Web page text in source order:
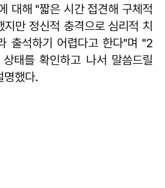
대해 "짧은 시간 접견해 구체적
만 정신적 충격으로 심리적 치
출석하기 어렵다고 한다"며 "2
태를 확인하고 나서 말씀드릴
명했다.